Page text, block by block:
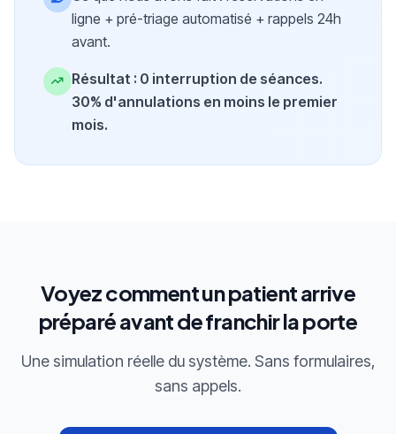
ligne + pré-triage automatisé + rappels 24h
avant.
Résultat : 0 interruption de séances.
30% d'annulations en moins le premier
mois.
Voyez comment un patient arrive
préparé avant de franchir la porte
Une simulation réelle du système. Sans formulaires,
sans appels.